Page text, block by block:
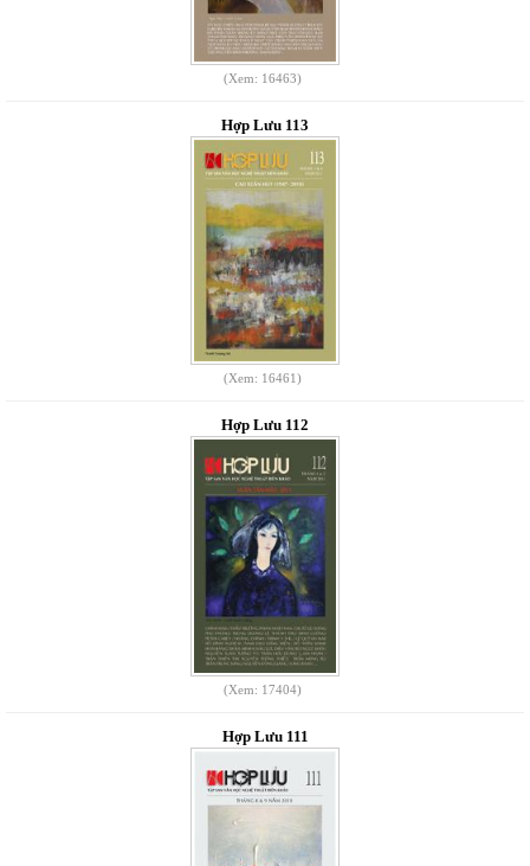
(Xem: 16463)
Hợp Lưu 113
(Xem: 16461)
Hợp Lưu 112
(Xem: 17404)
Hợp Lưu 111